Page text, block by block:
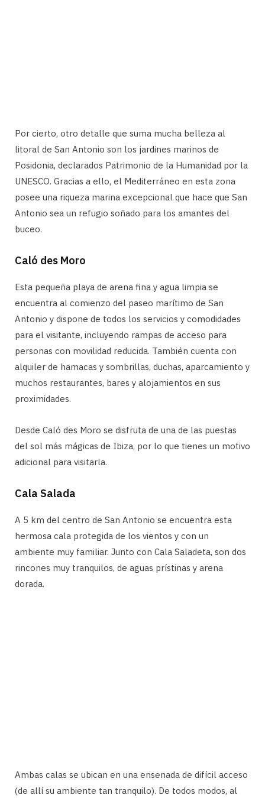
Por cierto, otro detalle que suma mucha belleza al
litoral de San Antonio son los jardines marinos de
Posidonia, declarados Patrimonio de la Humanidad por la
UNESCO. Gracias a ello, el Mediterráneo en esta zona
posee una riqueza marina excepcional que hace que San
Antonio sea un refugio soñado para los amantes del
buceo.
Caló des Moro
Esta pequeña playa de arena fina y agua limpia se
encuentra al comienzo del paseo marítimo de San
Antonio y dispone de todos los servicios y comodidades
para el visitante, incluyendo rampas de acceso para
personas con movilidad reducida. También cuenta con
alquiler de hamacas y sombrillas, duchas, aparcamiento y
muchos restaurantes, bares y alojamientos en sus
proximidades.
Desde Caló des Moro se disfruta de una de las puestas
del sol más mágicas de Ibiza, por lo que tienes un motivo
adicional para visitarla.
Cala Salada
A 5 km del centro de San Antonio se encuentra esta
hermosa cala protegida de los vientos y con un
ambiente muy familiar. Junto con Cala Saladeta, son dos
rincones muy tranquilos, de aguas prístinas y arena
dorada.
Ambas calas se ubican en una ensenada de difícil acceso
(de allí su ambiente tan tranquilo). De todos modos, al